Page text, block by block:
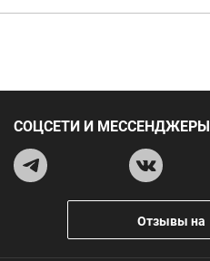
СОЦСЕТИ И МЕССЕНДЖЕРЫ
Отзывы на